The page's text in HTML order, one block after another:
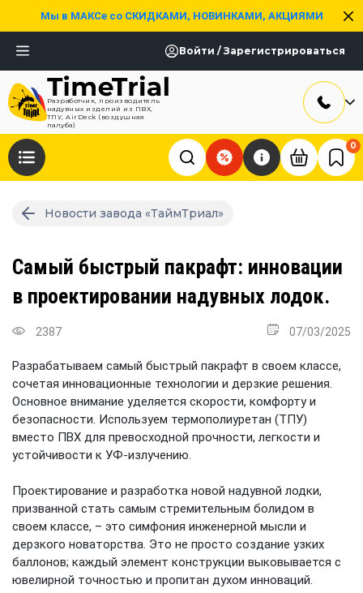
Мы в МАКСе со СКИДКАМИ, НОВИНКАМИ, АКЦИЯМИ
Войти / Зарегистрироваться
Разработчик, производитель
надувных изделий из ПВХ,
ТПУ, AirDeck (воздушная
палуба)
0
Новости завода «ТаймТриал»
Самый быстрый пакрафт: инновации
в проектировании надувных лодок.
2387 07/03/2025
Разрабатываем самый быстрый пакрафт в своем классе,
сочетая инновационные технологии и дерзкие решения.
Основное внимание уделяется скорости, комфорту и
безопасности. Используем термополиуретан (ТПУ)
вместо ПВХ для превосходной прочности, легкости и
устойчивости к УФ-излучению.
Проектирование и разработка новой надувной лодки,
призванной стать самым стремительным болидом в
своем классе, – это симфония инженерной мысли и
дерзкого новаторства. Это не просто создание узких
баллонов; каждый элемент конструкции выковывается с
ювелирной точностью и пропитан духом инноваций.